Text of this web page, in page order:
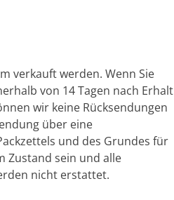
verkauft werden. Wenn Sie
von 14 Tagen nach Erhalt
wir keine Rücksendungen
über eine
und des Grundes für
Zustand sein und alle
nicht erstattet.